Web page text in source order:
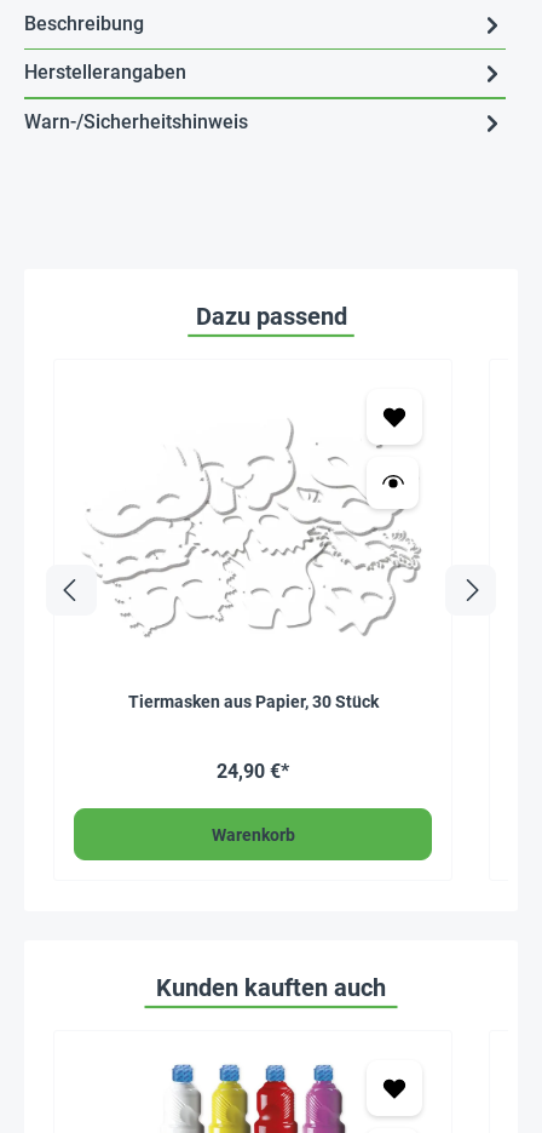
Beschreibung
Herstellerangaben
Warn-/Sicherheitshinweis
Dazu passend
Tiermasken aus Papier, 30 Stück
24,90 €*
Warenkorb
Kunden kauften auch